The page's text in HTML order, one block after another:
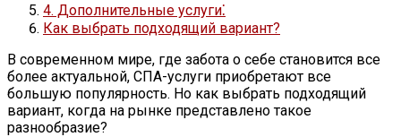
4. Дополнительные услуги⁚
Как выбрать подходящий вариант?
В современном мире, где забота о себе становится все
более актуальной, СПА-услуги приобретают все
большую популярность. Но как выбрать подходящий
вариант, когда на рынке представлено такое
разнообразие?